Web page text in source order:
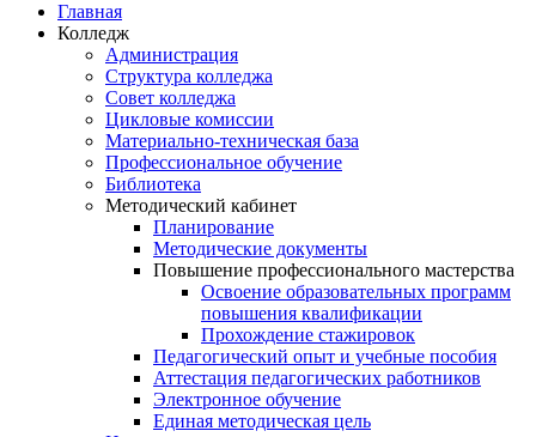
Главная
Колледж
Администрация
Структура колледжа
Совет колледжа
Цикловые комиссии
Материально-техническая база
Профессиональное обучение
Библиотека
Методический кабинет
Планирование
Методические документы
Повышение профессионального мастерства
Освоение образовательных программ
повышения квалификации
Прохождение стажировок
Педагогический опыт и учебные пособия
Аттестация педагогических работников
Электронное обучение
Единая методическая цель